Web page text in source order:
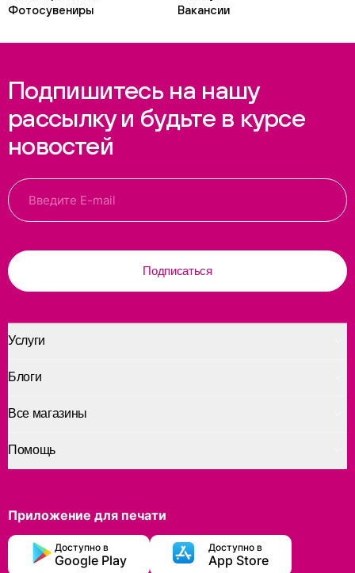
Фотосувениры
Вакансии
Подпишитесь на нашу
рассылку и будьте в курсе
новостей
Подписаться
Услуги
Помощь
Блоги
Все магазины
Приложение для печати
Доступно в
Google Play
Доступно в
App Store